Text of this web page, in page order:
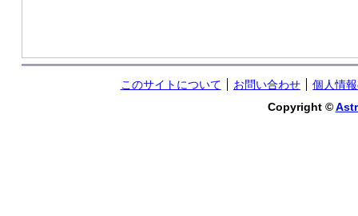
このサイトについて お問い合わせ
個人情
Copyright ©